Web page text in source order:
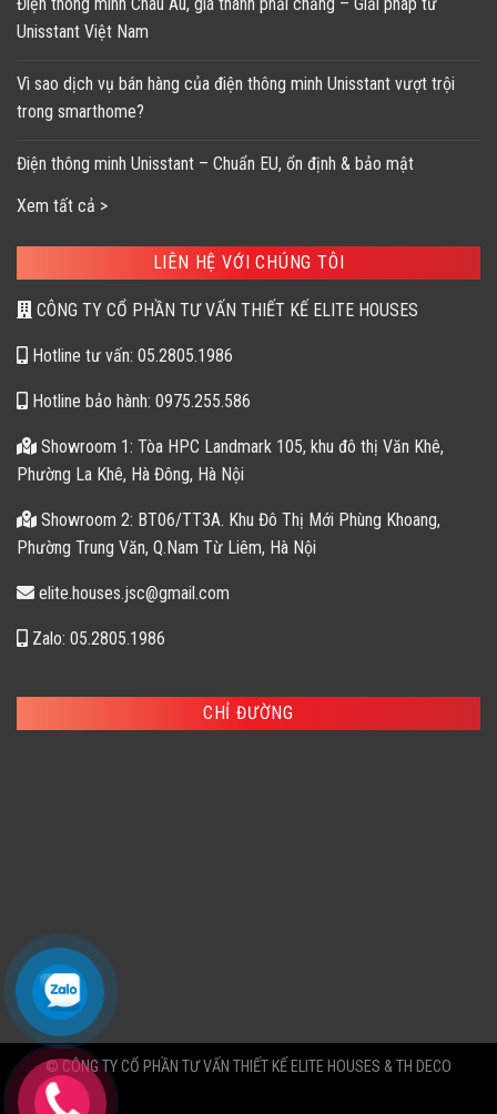
Unisstant Việt Nam
Vì sao dịch vụ bán hàng của điện thông minh Unisstant vượt trội
trong smarthome?
Điện thông minh Unisstant – Chuẩn EU, ổn định & bảo mật
Xem tất cả >
LIÊN HỆ VỚI CHÚNG TÔI
CÔNG TY CỔ PHẦN TƯ VẤN THIẾT KẾ ELITE HOUSES
Hotline tư vấn: 05.2805.1986
Hotline bảo hành: 0975.255.586
Showroom 1: Tòa HPC Landmark 105, khu đô thị Văn Khê,
Phường La Khê, Hà Đông, Hà Nội
Showroom 2: BT06/TT3A. Khu Đô Thị Mới Phùng Khoang,
Phường Trung Văn, Q.Nam Từ Liêm, Hà Nội
elite.houses.jsc@gmail.com
Zalo: 05.2805.1986
CHỈ ĐƯỜNG
© CÔNG TY CỔ PHẦN TƯ VẤN THIẾT KẾ ELITE HOUSES & TH DECO